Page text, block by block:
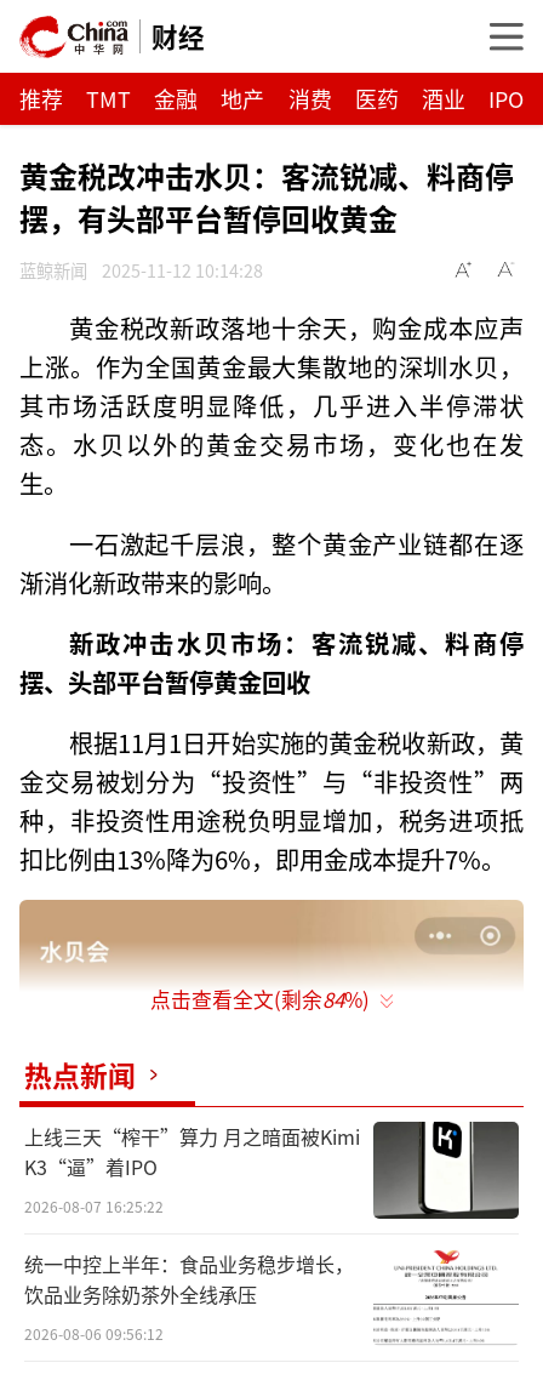
财经
推荐 TMT 金融 地产 消费 医药 酒业 IPO
黄金税改冲击水贝：客流锐减、料商停
摆，有头部平台暂停回收黄金
蓝鲸新闻 2025-11-12 10:14:28
黄金税改新政落地十余天，购金成本应声
上涨。作为全国黄金最大集散地的深圳水贝，
其市场活跃度明显降低，几乎进入半停滞状
态。水贝以外的黄金交易市场，变化也在发
生。
一石激起千层浪，整个黄金产业链都在逐
渐消化新政带来的影响。
新政冲击水贝市场：客流锐减、料商停
摆、头部平台暂停黄金回收
根据11月1日开始实施的黄金税收新政，黄
金交易被划分为“投资性”与“非投资性”两
种，非投资性用途税负明显增加，税务进项抵
扣比例由13%降为6%，即用金成本提升7%。
点击查看全文(剩余84%)
热点新闻
上线三天“榨干”算力 月之暗面被Kimi
K3“逼”着IPO
2026-08-07 16:25:22
统一中控上半年：食品业务稳步增长，
饮品业务除奶茶外全线承压
2026-08-06 09:56:12